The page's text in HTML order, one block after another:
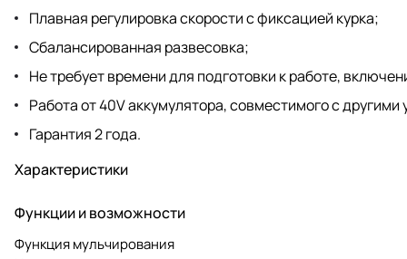
Плавная регулировка скорости с фиксацией курка;
Сбалансированная развесовка;
Не требует времени для подготовки к работе,
Работа от 40V аккумулятора, совместимого с
Гарантия 2 года.
Характеристики
Функции и возможности
Функция мульчирования